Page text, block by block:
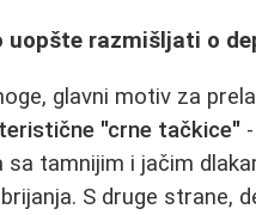
uopšte razmišljati o
glavni motiv za
"crne tačkice"
sa tamnijim i jačim
S druge strane,